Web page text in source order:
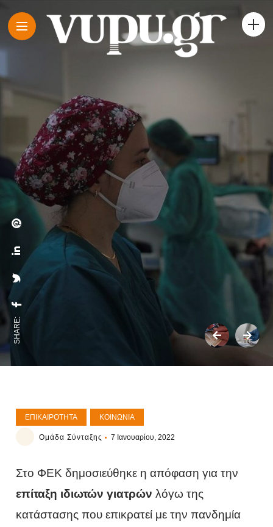
SHARE:
ΕΠΙΚΑΙΡΌΤΗΤΑ ΚΟΙΝΩΝΊΑ
Ομάδα Σύνταξης 7 Ιανουαρίου, 2022
Στο ΦΕΚ δημοσιεύθηκε η απόφαση για την
επίταξη ιδιωτών γιατρών λόγω της
κατάστασης που επικρατεί με την πανδημία